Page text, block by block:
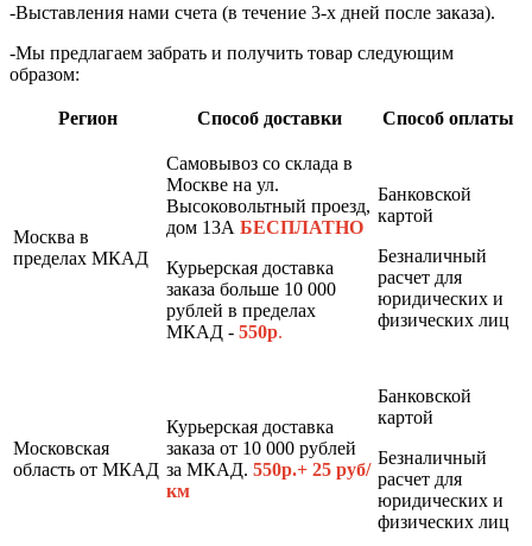
-Выставления нами счета (в течение 3-х дней после заказа).
-Мы предлагаем забрать и получить товар следующим
образом:
Регион Способ доставки Способ оплаты
Москва в
пределах МКАД
Самовывоз со склада в
Москве на ул.
Высоковольтный проезд,
дом 13А БЕСПЛАТНО
Курьерская доставка
заказа больше 10 000
рублей в пределах
МКАД - 550р.
Банковской
картой
Безналичный
расчет для
юридических и
физических лиц
Московская
область от МКАД
Курьерская доставка
заказа от 10 000 рублей
за МКАД. 550р.+ 25 руб/
км
Банковской
картой
Безналичный
расчет для
юридических и
физических лиц